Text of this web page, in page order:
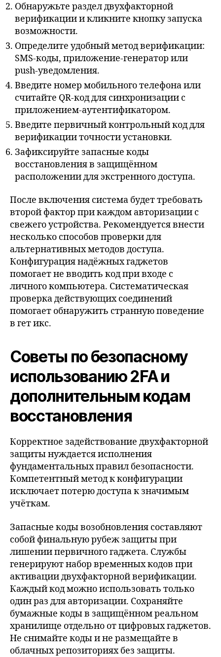
Обнаружьте раздел двухфакторной
верификации и кликните кнопку запуска
возможности.
Определите удобный метод верификации:
SMS-коды, приложение-генератор или
push-уведомления.
Введите номер мобильного телефона или
считайте QR-код для синхронизации с
приложением-аутентификатором.
Введите первичный контрольный код для
верификации точности установки.
Зафиксируйте запасные коды
восстановления в защищённом
расположении для экстренного доступа.
После включения система будет требовать
второй фактор при каждом авторизации с
свежего устройства. Рекомендуется внести
несколько способов проверки для
альтернативных методов доступа.
Конфигурация надёжных гаджетов
помогает не вводить код при входе с
личного компьютера. Систематическая
проверка действующих соединений
помогает обнаружить странную поведение
в гет икс.
Советы по безопасному
использованию 2FA и
дополнительным кодам
восстановления
Корректное задействование двухфакторной
защиты нуждается исполнения
фундаментальных правил безопасности.
Компетентный метод к конфигурации
исключает потерю доступа к значимым
учёткам.
Запасные коды возобновления составляют
собой финальную рубеж защиты при
лишении первичного гаджета. Службы
генерируют набор временных кодов при
активации двухфакторной верификации.
Каждый код можно использовать только
один раз для авторизации. Сохраняйте
бумажные коды в защищённом реальном
хранилище отдельно от цифровых гаджетов.
Не снимайте коды и не размещайте в
облачных репозиториях без защиты.